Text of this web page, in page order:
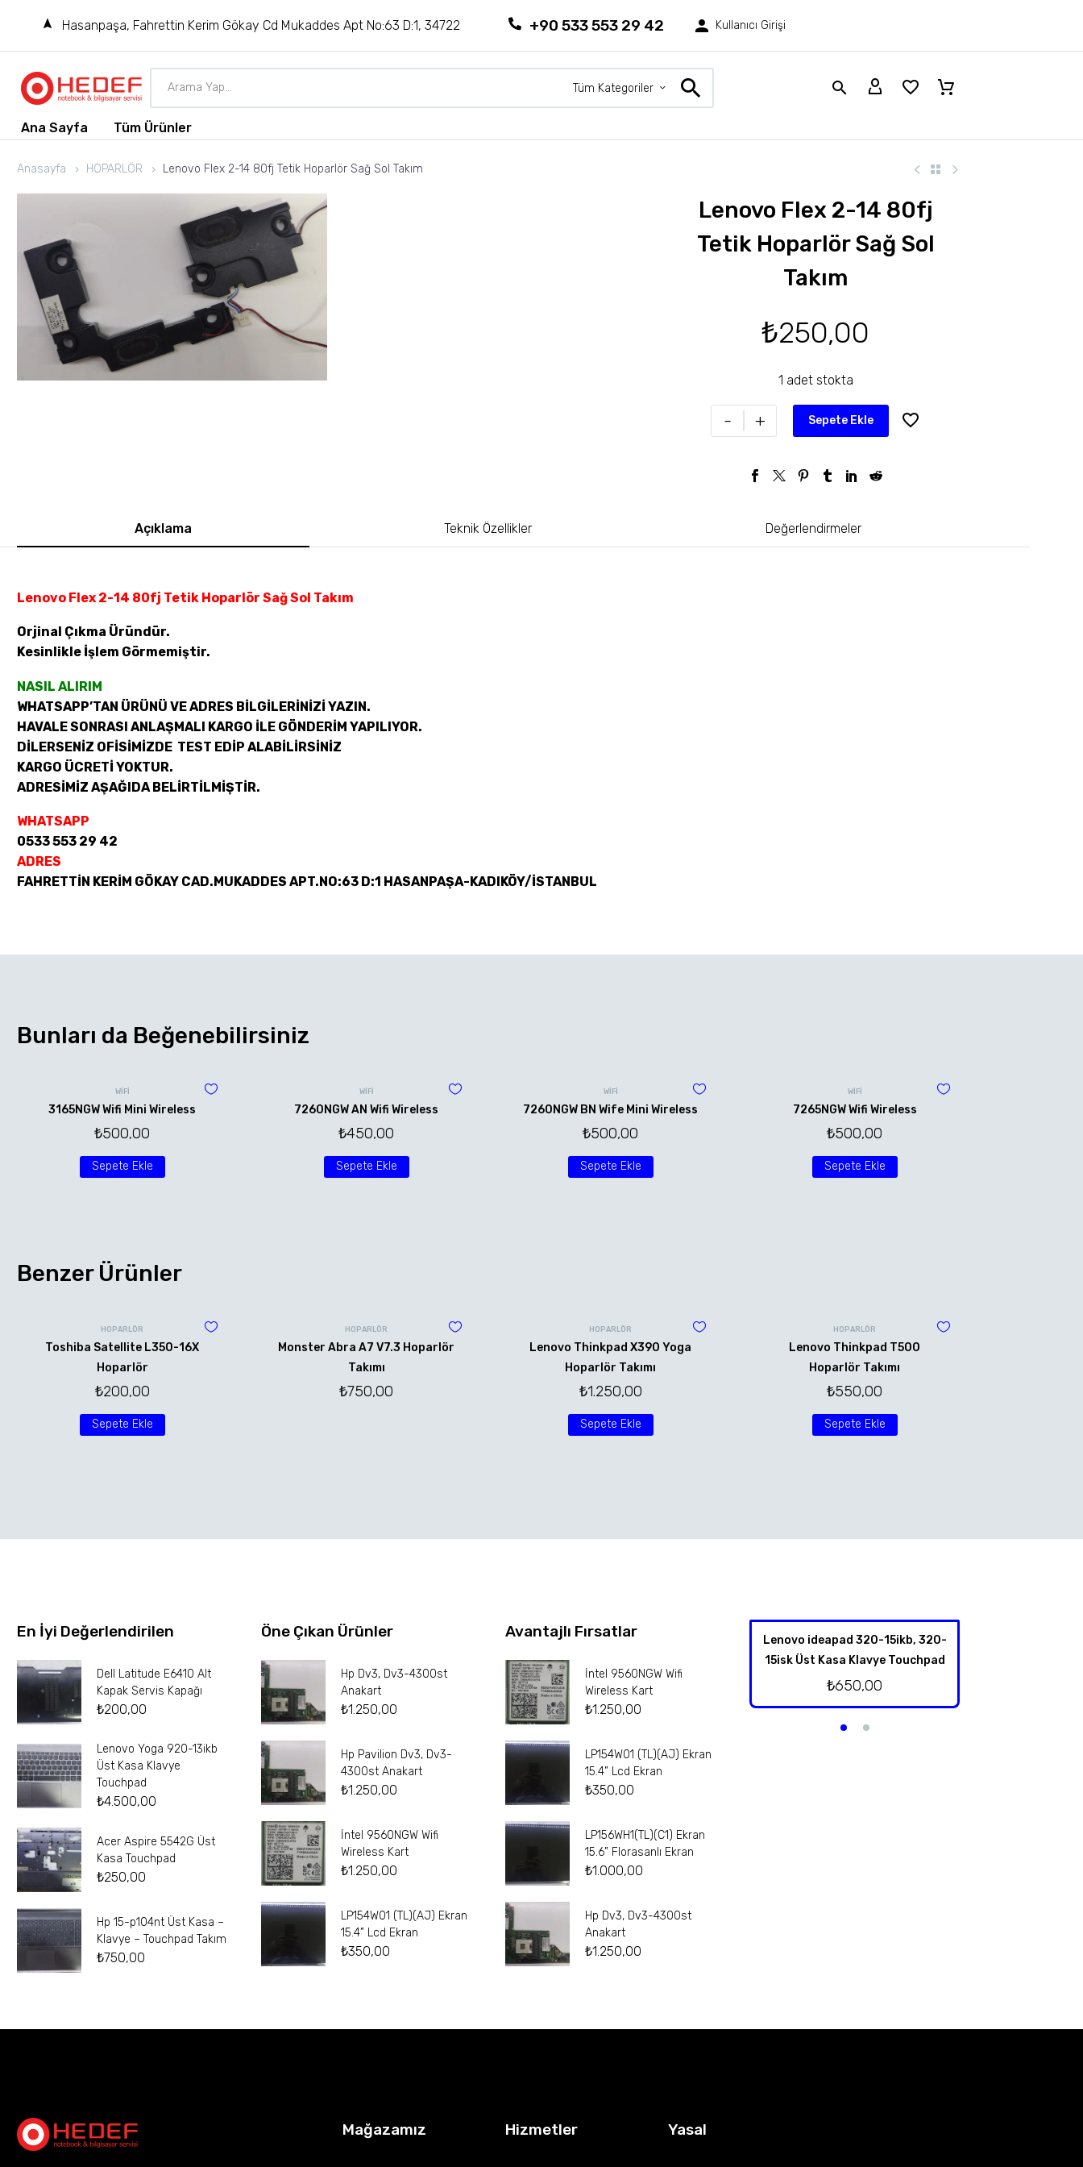
Hasanpaşa, Fahrettin Kerim Gökay Cd Mukaddes Apt No:63 D:1, 34722 +90 533 553 29 42 Kullanıcı Girişi
Tüm Kategoriler
Ana Sayfa Tüm Ürünler
Anasayfa HOPARLÖR Lenovo Flex 2-14 80fj Tetik Hoparlör Sağ Sol Takım
Lenovo Flex 2-14 80fj
Tetik Hoparlör Sağ Sol
Takım
₺250,00
1 adet stokta
- + Sepete Ekle
Açıklama Teknik Özellikler Değerlendirmeler
Lenovo Flex 2-14 80fj Tetik Hoparlör Sağ Sol Takım
Orjinal Çıkma Üründür.
Kesinlikle İşlem Görmemiştir.
NASIL ALIRIM
WHATSAPP’TAN ÜRÜNÜ VE ADRES BİLGİLERİNİZİ YAZIN.
HAVALE SONRASI ANLAŞMALI KARGO İLE GÖNDERİM YAPILIYOR.
DİLERSENİZ OFİSİMİZDE TEST EDİP ALABİLİRSİNİZ
KARGO ÜCRETİ YOKTUR.
ADRESİMİZ AŞAĞIDA BELİRTİLMİŞTİR.
WHATSAPP
0533 553 29 42
ADRES
FAHRETTİN KERİM GÖKAY CAD.MUKADDES APT.NO:63 D:1 HASANPAŞA-KADIKÖY/İSTANBUL
Bunları da Beğenebilirsiniz
WİFİ
3165NGW Wifi Mini Wireless
₺500,00
Sepete Ekle
WİFİ
7260NGW AN Wifi Wireless
₺450,00
Sepete Ekle
WİFİ
7260NGW BN Wife Mini Wireless
₺500,00
Sepete Ekle
WİFİ
7265NGW Wifi Wireless
₺500,00
Sepete Ekle
Benzer Ürünler
HOPARLÖR
Toshiba Satellite L350-16X
Hoparlör
₺200,00
Sepete Ekle
HOPARLÖR
Monster Abra A7 V7.3 Hoparlör
Takımı
₺750,00
HOPARLÖR
Lenovo Thinkpad X390 Yoga
Hoparlör Takımı
₺1.250,00
Sepete Ekle
HOPARLÖR
Lenovo Thinkpad T500
Hoparlör Takımı
₺550,00
Sepete Ekle
En İyi Değerlendirilen
Dell Latitude E6410 Alt
Kapak Servis Kapağı
₺200,00
Lenovo Yoga 920-13ikb
Üst Kasa Klavye
Touchpad
₺4.500,00
Acer Aspire 5542G Üst
Kasa Touchpad
₺250,00
Hp 15-p104nt Üst Kasa –
Klavye – Touchpad Takım
₺750,00
Öne Çıkan Ürünler
Hp Dv3, Dv3-4300st
Anakart
₺1.250,00
Hp Pavilion Dv3, Dv3-
4300st Anakart
₺1.250,00
İntel 9560NGW Wifi
Wireless Kart
₺1.250,00
LP154W01 (TL)(AJ) Ekran
15.4” Lcd Ekran
₺350,00
Avantajlı Fırsatlar
İntel 9560NGW Wifi
Wireless Kart
₺1.250,00
LP154W01 (TL)(AJ) Ekran
15.4” Lcd Ekran
₺350,00
LP156WH1(TL)(C1) Ekran
15.6” Florasanlı Ekran
₺1.000,00
Hp Dv3, Dv3-4300st
Anakart
₺1.250,00
Lenovo ideapad 320-15ikb, 320-
15isk Üst Kasa Klavye Touchpad
₺650,00
Mağazamız Hizmetler Yasal